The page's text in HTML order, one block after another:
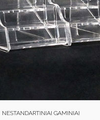
NESTANDARTINIAI GAMINIAI